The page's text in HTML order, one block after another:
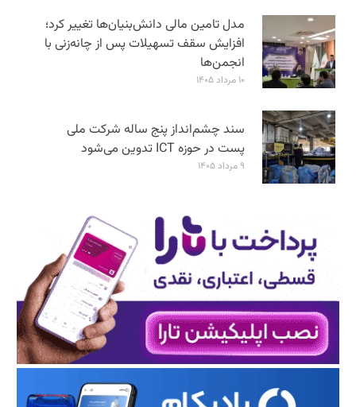
مدل تامین مالی دانش‌بنیان‌ها تغییر کرد؛
افزایش سقف تسهیلات پس از چانه‌زنی با
انجمن‌ها
۱۰ مرداد ۱۴۰۵
سند چشم‌انداز پنج ساله شرکت ملی
پست در حوزه ICT تدوین می‌شود
۹ مرداد ۱۴۰۵